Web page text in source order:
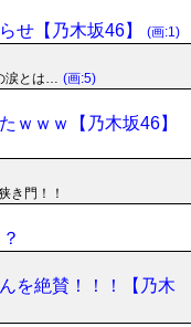
せ【乃木坂46】
(画:1)
涙とは… (画:5)
ｗｗｗ【乃木坂46】
き門！！
を絶賛！！！【乃木